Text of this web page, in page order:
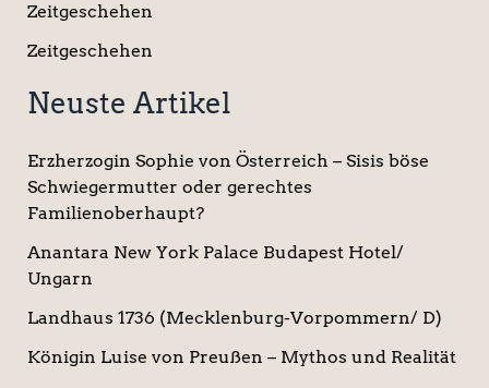
Zeitgeschehen
Zeitgeschehen
Neuste Artikel
Erzherzogin Sophie von Österreich – Sisis böse
Schwiegermutter oder gerechtes
Familienoberhaupt?
Anantara New York Palace Budapest Hotel/
Ungarn
Landhaus 1736 (Mecklenburg-Vorpommern/ D)
Königin Luise von Preußen – Mythos und Realität